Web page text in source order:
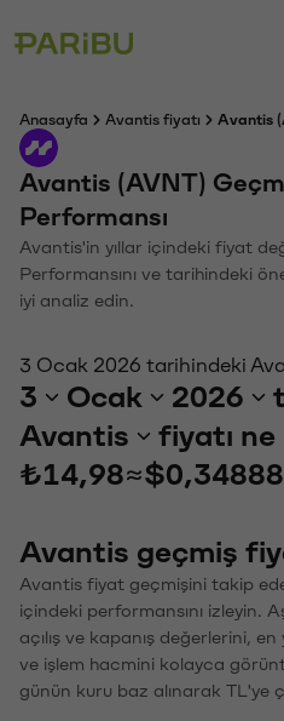
Anasayfa Avantis fiyatı Avantis
Avantis (AVNT)
Performansı
Avantis'in yıllar içindeki fiyat
Performansını ve tarihindeki
iyi analiz edin.
3 Ocak 2026 tarihindeki
3 Ocak 2026
Avantis
fiyatı ne
₺14,98≈
Avantis geçmiş
Avantis fiyat geçmişini takip
içindeki performansını izleyin.
açılış ve kapanış değerlerini,
ve işlem hacmini kolayca
günün kuru baz alınarak TL'ye